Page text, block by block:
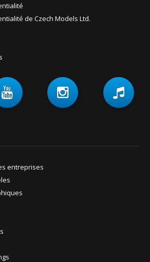
de Czech Models Ltd.
entreprises